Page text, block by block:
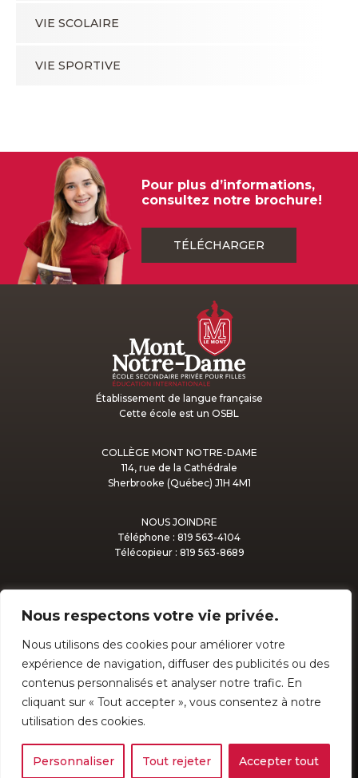
Nous respectons votre vie privée.
Nous utilisons des cookies pour améliorer votre
expérience de navigation, diffuser des publicités ou des
contenus personnalisés et analyser notre trafic. En
cliquant sur « Tout accepter », vous consentez à notre
utilisation des cookies.
Personnaliser Tout rejeter Accepter tout
VIE SCOLAIRE
VIE SPORTIVE
Pour plus d’informations,
consultez notre brochure!
TÉLÉCHARGER
Établissement de langue française
Cette école est un OSBL
COLLÈGE MONT NOTRE-DAME
114, rue de la Cathédrale
Sherbrooke (Québec) J1H 4M1
NOUS JOINDRE
Téléphone : 819 563-4104
Télécopieur : 819 563-8689
ADMISSION
PROTECTEUR NATIONAL DE L’ÉLÈVE
Politique de confidentialité | Préférences de Cookies